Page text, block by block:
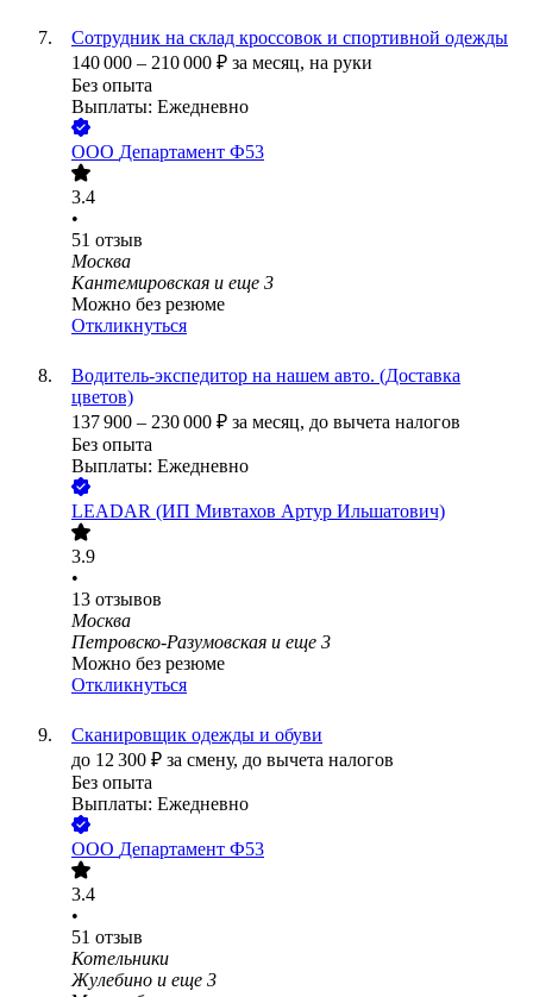
Сотрудник на склад кроссовок и спортивной одежды
140 000 – 210 000 ₽ за месяц, на руки
Без опыта
Выплаты: Ежедневно
ООО Департамент Ф53
3.4
•
51 отзыв
Москва
Кантемировская и еще 3
Можно без резюме
Откликнуться
Водитель-экспедитор на нашем авто. (Доставка
цветов)
137 900 – 230 000 ₽ за месяц, до вычета налогов
Без опыта
Выплаты: Ежедневно
LEADAR (ИП Мивтахов Артур Ильшатович)
3.9
•
13 отзывов
Москва
Петровско-Разумовская и еще 3
Можно без резюме
Откликнуться
Сканировщик одежды и обуви
до 12 300 ₽ за смену, до вычета налогов
Без опыта
Выплаты: Ежедневно
ООО Департамент Ф53
3.4
•
51 отзыв
Котельники
Жулебино и еще 3